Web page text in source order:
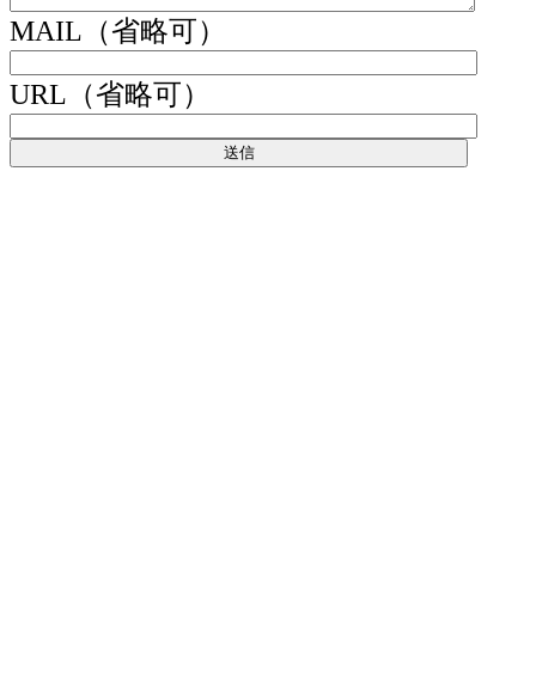
MAIL（省略可）
URL（省略可）